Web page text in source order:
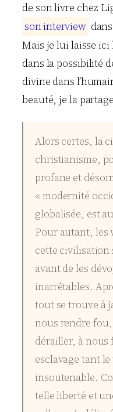
de son livre chez
soninterview
Mais je lui laisse
dans la possibilité
divine dans
beauté, je la
Alors certes, la
christianisme,
profane et
« modernité
globalisée, est
Pour autant, les
cette civilisation
avant de les
inarrêtables.
tout se trouve à
nous rendre
dérailler, à nous
esclavage tant
insoutenable.
telle liberté et